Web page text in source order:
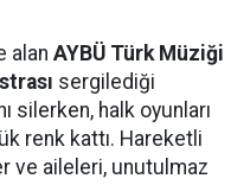
alan AYBÜ Türk Müziği
sergilediği
silerken, halk oyunları
renk kattı. Hareketli
ve aileleri, unutulmaz